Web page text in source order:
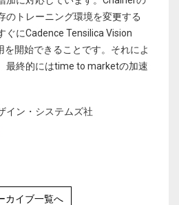
のトレーニング環境を変更する
ぐにCadence Tensilica Vision
を開始できることです。それによ
最終的にはtime to marketの加速
イン・システムズ社
カイブ一覧へ